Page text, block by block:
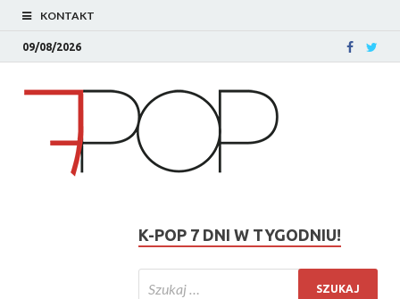
KONTAKT
09/08/2026
K-POP 7 DNI W TYGODNIU!